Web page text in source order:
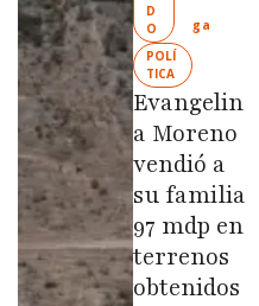
Limpia” en
colonias de
las …
D
O
POLÍ
TICA
ga
Evangelin
a Moreno
vendió a
su familia
97 mdp en
terrenos
obtenidos